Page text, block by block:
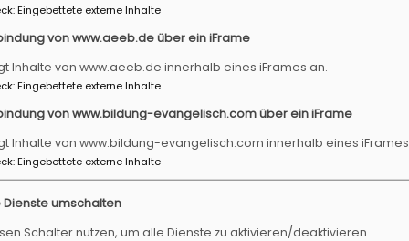
mit Andrea Kreuzer (Atemtherapeutin i.A.,
neues Angebot in Ulsenheim an.
- Entspannen - Kraft schöpfen“
ist eine wunderbare Kraft, er hilft uns, zur Ruhe zu
neues Angebot einmal ausprobieren möchten gibt
18:30-20:00.
und Anmeldung über den QR-Code auf dem Flyer.
:Eingebettete externe Inhalte
von www.aeeb.de über ein iFrame
Inhalte von www.aeeb.de innerhalb eines iFrames an.
:Eingebettete externe Inhalte
von www.bildung-evangelisch.com über ein iFrame
Inhalte von www.bildung-evangelisch.com innerhalb eines
:Eingebettete externe Inhalte
Dienste umschalten
Schalter nutzen, um alle Dienste zu aktivieren/deaktivieren.